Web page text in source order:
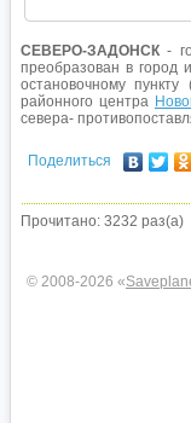
СЕВЕРО-ЗАДОНСК -
преобразован в город
остановочному
районного центра
севера-
Поделиться
Прочитано: 3232 раз(а)
© 2008-2026 «